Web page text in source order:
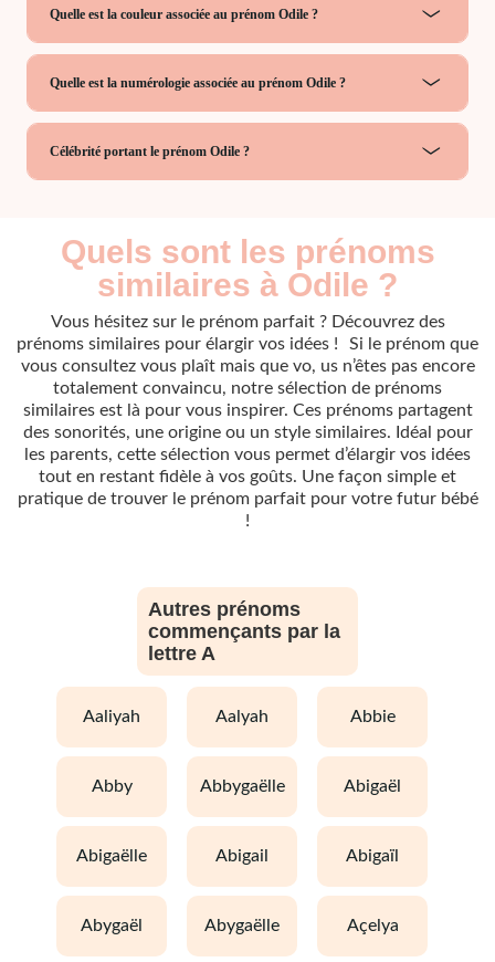
Quelle est la couleur associée au prénom Odile ?
Quelle est la numérologie associée au prénom Odile ?
Célébrité portant le prénom Odile ?
Quels sont les prénoms
similaires à Odile ?
Vous hésitez sur le prénom parfait ? Découvrez des
prénoms similaires pour élargir vos idées ! Si le prénom que
vous consultez vous plaît mais que vo, us n’êtes pas encore
totalement convaincu, notre sélection de prénoms
similaires est là pour vous inspirer. Ces prénoms partagent
des sonorités, une origine ou un style similaires. Idéal pour
les parents, cette sélection vous permet d’élargir vos idées
tout en restant fidèle à vos goûts. Une façon simple et
pratique de trouver le prénom parfait pour votre futur bébé
!
Autres prénoms
commençants par la
lettre A
aaliyah aalyah abbie
abby abbygaëlle abigaël
abigaëlle abigail abigaïl
abygaël abygaëlle açelya